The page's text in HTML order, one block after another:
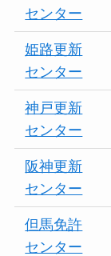
センター
姫路更新
センター
神戸更新
センター
阪神更新
センター
但馬免許
センター